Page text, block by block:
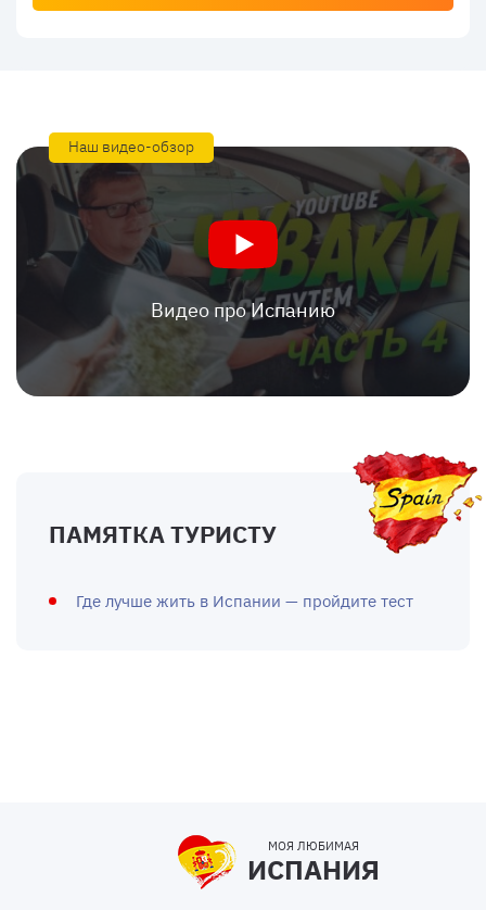
Наш видео-обзор
Видео про Испанию
ПАМЯТКА ТУРИСТУ
Где лучше жить в Испании — пройдите тест
МОЯ ЛЮБИМАЯ
ИСПАНИЯ